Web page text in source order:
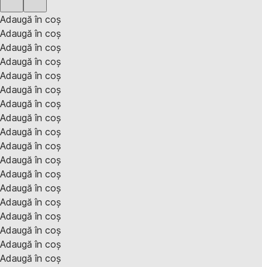
Adaugă în coș
Adaugă în coș
Adaugă în coș
Adaugă în coș
Adaugă în coș
Adaugă în coș
Adaugă în coș
Adaugă în coș
Adaugă în coș
Adaugă în coș
Adaugă în coș
Adaugă în coș
Adaugă în coș
Adaugă în coș
Adaugă în coș
Adaugă în coș
Adaugă în coș
Adaugă în coș